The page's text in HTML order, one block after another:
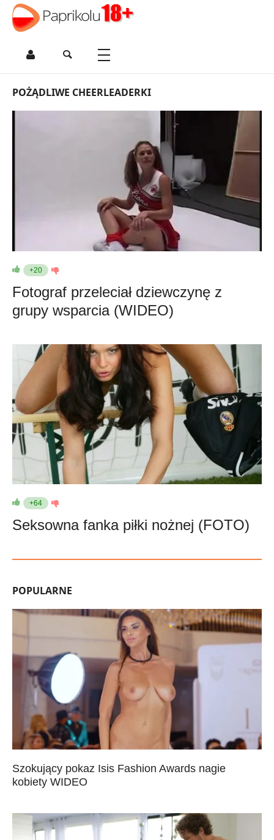
POŻĄDLIWE CHEERLEADERKI
+20
Fotograf przeleciał dziewczynę z
grupy wsparcia (WIDEO)
+64
Seksowna fanka piłki nożnej (FOTO)
POPULARNE
Szokujący pokaz Isis Fashion Awards nagie
kobiety WIDEO